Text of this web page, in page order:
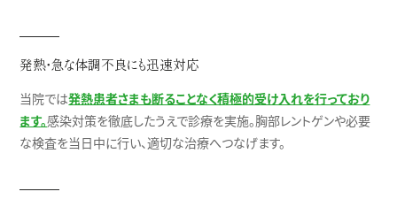
発熱・急な体調不良にも迅速対応
当院では発熱患者さまも断ることなく積極的受け入れを行っており
ます。感染対策を徹底したうえで診療を実施。胸部レントゲンや必要
な検査を当日中に行い、適切な治療へつなげます。